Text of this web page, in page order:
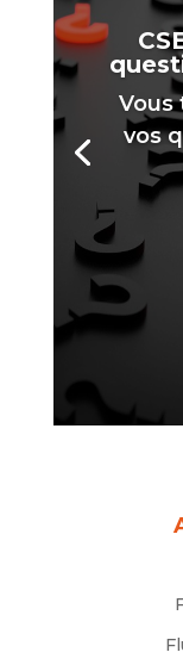
Vous
vos